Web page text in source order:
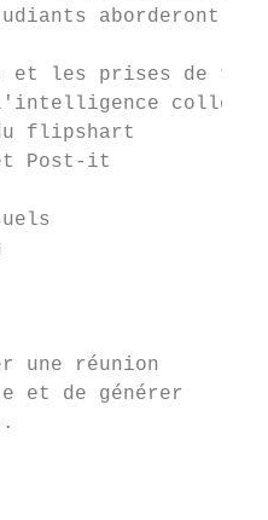
aborderont:
et les prises de
flipshart
Post-it
une réunion
et de générer